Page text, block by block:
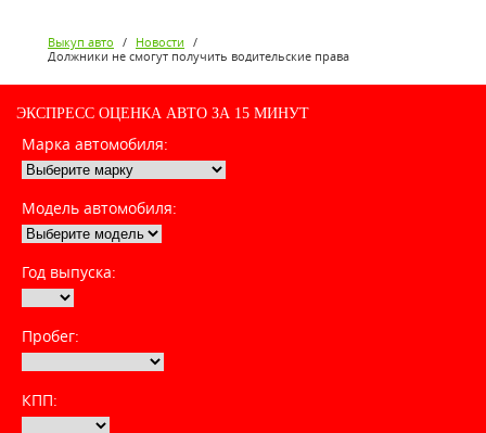
Выкуп авто / Новости /
Должники не смогут получить водительские права
ЭКСПРЕСС ОЦЕНКА АВТО ЗА 15 МИНУТ
Марка автомобиля:
Модель автомобиля:
Год выпуска:
Пробег:
КПП: